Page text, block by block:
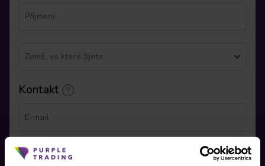
Příjmení
Země, ve které žijete
Kontakt
E-mail
Telefonní číslo